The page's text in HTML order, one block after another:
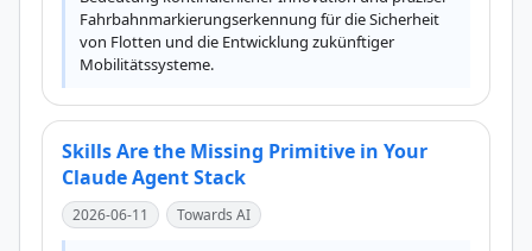
Fahrbahnmarkierungserkennung für die Sicherheit
von Flotten und die Entwicklung zukünftiger
Mobilitätssysteme.
Skills Are the Missing Primitive in Your
Claude Agent Stack
2026-06-11 Towards AI